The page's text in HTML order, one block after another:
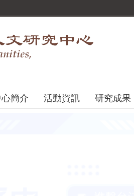
心簡介 活動資訊 研究成果